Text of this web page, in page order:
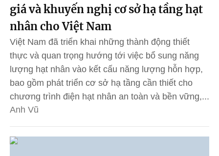
giá và khuyến nghị cơ sở hạ tầng hạt
nhân cho Việt Nam
Việt Nam đã triển khai những thành động thiết
thực và quan trọng hướng tới việc bổ sung năng
lượng hạt nhân vào kết cấu năng lượng hỗn hợp,
bao gồm phát triển cơ sở hạ tầng cần thiết cho
chương trình điện hạt nhân an toàn và bền vững,...
Anh Vũ